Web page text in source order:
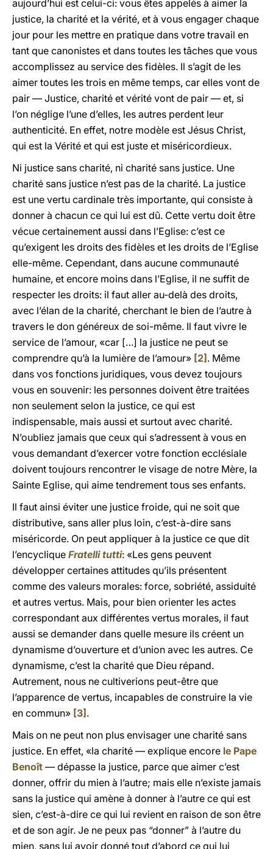
aujourd’hui est celui-ci: vous êtes appelés à aimer la
justice, la charité et la vérité, et à vous engager chaque
jour pour les mettre en pratique dans votre travail en
tant que canonistes et dans toutes les tâches que vous
accomplissez au service des fidèles. Il s’agit de les
aimer toutes les trois en même temps, car elles vont de
pair — Justice, charité et vérité vont de pair — et, si
l’on néglige l’une d’elles, les autres perdent leur
authenticité. En effet, notre modèle est Jésus Christ,
qui est la Vérité et qui est juste et miséricordieux.
Ni justice sans charité, ni charité sans justice. Une
charité sans justice n’est pas de la charité. La justice
est une vertu cardinale très importante, qui consiste à
donner à chacun ce qui lui est dû. Cette vertu doit être
vécue certainement aussi dans l’Eglise: c’est ce
qu’exigent les droits des fidèles et les droits de l’Eglise
elle-même. Cependant, dans aucune communauté
humaine, et encore moins dans l’Eglise, il ne suffit de
respecter les droits: il faut aller au-delà des droits,
avec l’élan de la charité, cherchant le bien de l’autre à
travers le don généreux de soi-même. Il faut vivre le
service de l’amour, «car […] la justice ne peut se
comprendre qu’à la lumière de l’amour» [2] . Même
dans vos fonctions juridiques, vous devez toujours
vous en souvenir: les personnes doivent être traitées
non seulement selon la justice, ce qui est
indispensable, mais aussi et surtout avec charité.
N’oubliez jamais que ceux qui s’adressent à vous en
vous demandant d’exercer votre fonction ecclésiale
doivent toujours rencontrer le visage de notre Mère, la
Sainte Eglise, qui aime tendrement tous ses enfants.
Il faut ainsi éviter une justice froide, qui ne soit que
distributive, sans aller plus loin, c’est-à-dire sans
miséricorde. On peut appliquer à la justice ce que dit
l’encyclique Fratelli tutti: «Les gens peuvent
développer certaines attitudes qu’ils présentent
comme des valeurs morales: force, sobriété, assiduité
et autres vertus. Mais, pour bien orienter les actes
correspondant aux différentes vertus morales, il faut
aussi se demander dans quelle mesure ils créent un
dynamisme d’ouverture et d’union avec les autres. Ce
dynamisme, c’est la charité que Dieu répand.
Autrement, nous ne cultiverions peut-être que
l’apparence de vertus, incapables de construire la vie
en commun» [3] .
Mais on ne peut non plus envisager une charité sans
justice. En effet, «la charité — explique encore le Pape
Benoît — dépasse la justice, parce que aimer c’est
donner, offrir du mien à l’autre; mais elle n’existe jamais
sans la justice qui amène à donner à l’autre ce qui est
sien, c’est-à-dire ce qui lui revient en raison de son être
et de son agir. Je ne peux pas “donner” à l’autre du
mien, sans lui avoir donné tout d’abord ce qui lui